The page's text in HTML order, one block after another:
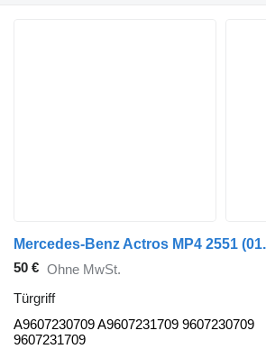
50 € Ohne MwSt.
Türgriff
A9607230709 A9607231709 9607230709
9607231709